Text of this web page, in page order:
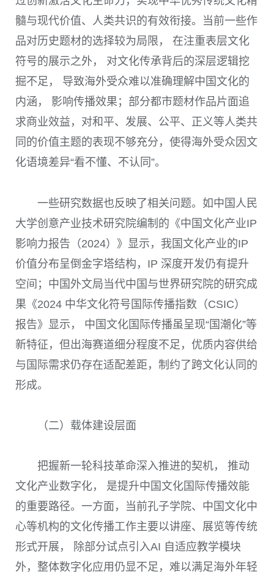
髓与现代价值、人类共识的有效衔接。当前一些作
品对历史题材的选择较为局限， 在注重表层文化
符号的展示之外， 对文化传承背后的深层逻辑挖
掘不足， 导致海外受众难以准确理解中国文化的
内涵， 影响传播效果；部分都市题材作品片面追
求商业效益，对和平、发展、公平、正义等人类共
同的价值主题的表现不够充分，使得海外受众因文
化语境差异“看不懂、不认同”。
一些研究数据也反映了相关问题。如中国人民
大学创意产业技术研究院编制的《中国文化产业IP
影响力报告（2024）》显示，我国文化产业的IP
价值分布呈倒金字塔结构，IP 深度开发仍有提升
空间；中国外文局当代中国与世界研究院的研究成
果《2024 中华文化符号国际传播指数（CSIC）
报告》显示， 中国文化国际传播虽呈现“国潮化”等
新特征，但出海赛道细分程度不足，优质内容供给
与国际需求仍存在适配差距，制约了跨文化认同的
形成。
（二）载体建设层面
把握新一轮科技革命深入推进的契机， 推动
文化产业数字化， 是提升中国文化国际传播效能
的重要路径。一方面，当前孔子学院、中国文化中
心等机构的文化传播工作主要以讲座、展览等传统
形式开展， 除部分试点引入AI 自适应教学模块
外，整体数字化应用仍显不足，难以满足海外年轻